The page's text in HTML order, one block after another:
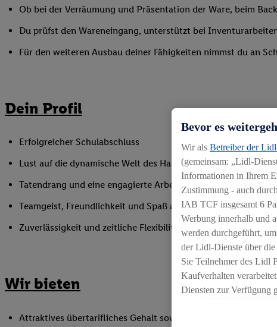
Ob bei der Verräumung und Präsentation der Ware, beim
Du prüfst den Wareneingang, unterstützt bei
Für den weiteren Ausbau deiner Fähigkeiten nimmst du an
Dein Profil
Erfolgreicher Schulabschluss
Lust auf die dynamische Welt des Handels
Tatendrang und eine engagierte Arbeitsweise
Teamgeist, Freundlichkeit und Spaß am Umgang mit
Zuverlässigkeit und zeitliche Flexibilität innerhalb der
Wir bieten
Attraktives übertarifliches Gehalt sowie Urlaubs- und
Bevor es
Wir als Betreiber der
(gemeinsam: „Lidl-
Informationen in Ihrem
Zustimmung - auch
IAB TCF insgesamt 6
Werbung innerhalb und
werden durchgeführt,
der Lidl-Dienste über die
Sie Teilnehmer des Lidl
Kaufverhalten
Diensten zur Verfügung
Die Erstellung